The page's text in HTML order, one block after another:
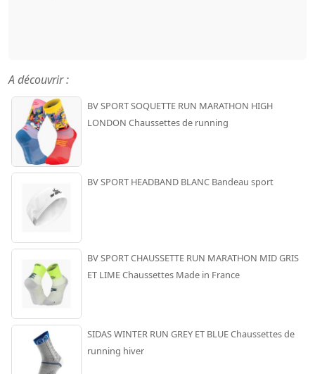
A découvrir :
BV SPORT SOQUETTE RUN MARATHON HIGH
LONDON Chaussettes de running
BV SPORT HEADBAND BLANC Bandeau sport
BV SPORT CHAUSSETTE RUN MARATHON MID GRIS
ET LIME Chaussettes Made in France
SIDAS WINTER RUN GREY ET BLUE Chaussettes de
running hiver